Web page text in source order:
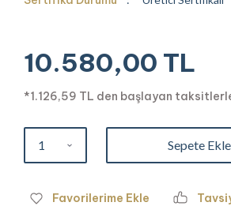
10.580,00 TL
*1.126,59 TL den başlayan
Sepete Ekle